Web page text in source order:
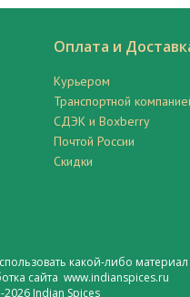
Оплата и
Курьером
Транспортной
СДЭК и Boxberry
Почтой России
Скидки
какой-либо
сайта www.indianspices.ru
Indian Spices